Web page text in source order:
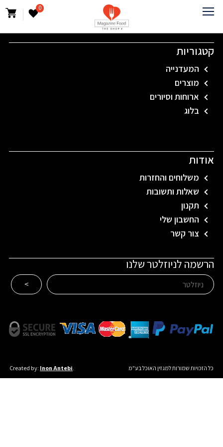
0
קטגוריות
המעדנייה
מוצרים
ארוחות וסיורים
בלוג
אודות
משלוחים והחזרות
שאלות ותשובות
תקנון
החשבון שלי
צור קשר
הרשמה לניוזלטר שלנו
Created by: Inon Antebi. כל הזכויות שמורות למגזין האוכל בע"מ